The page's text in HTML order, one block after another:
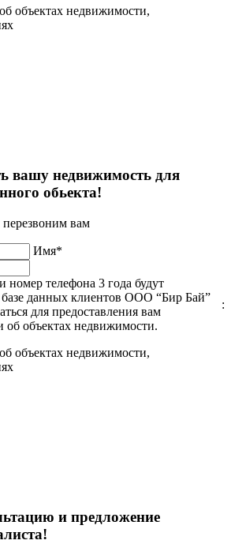
объектах недвижимости,
вашу недвижимость для
обьекта!
перезвоним вам
Имя*
номер телефона 3 года будут
базе данных клиентов ООО “Бир Бай”
для предоставления вам
объектах недвижимости.
:
объектах недвижимости,
и предложение